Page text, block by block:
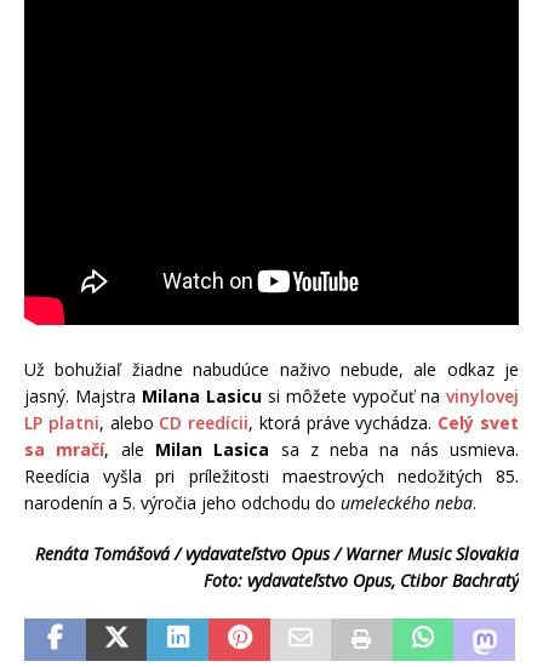
Už bohužiaľ žiadne nabudúce naživo nebude, ale odkaz je
jasný. Majstra Milana Lasicu si môžete vypočuť na vinylovej
LP platni, alebo CD reedícii, ktorá práve vychádza. Celý svet
sa mračí, ale Milan Lasica sa z neba na nás usmieva.
Reedícia vyšla pri príležitosti maestrových nedožitých 85.
narodenín a 5. výročia jeho odchodu do umeleckého neba.
Renáta Tomášová / vydavateľstvo Opus / Warner Music Slovakia
Foto: vydavateľstvo Opus, Ctibor Bachratý